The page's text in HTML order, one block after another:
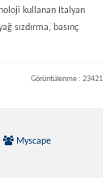
kullanan Italyan
sızdırma, basınç
Görüntülenme : 23421
Myscape